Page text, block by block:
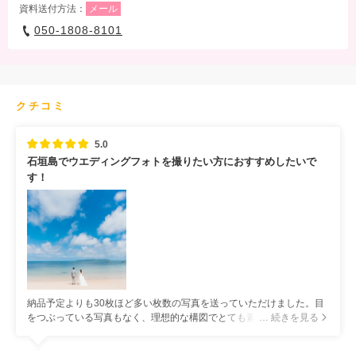
資料送付方法：
メール
050-1808-8101
クチコミ
5.0
石垣島でウエディングフォトを撮りたい方におすすめしたいで
す！
納品予定よりも30枚ほど多い枚数の写真を送っていただけました。目
をつぶっている写真もなく、理想的な構図でとても素敵に撮っていた
… 続きを見る